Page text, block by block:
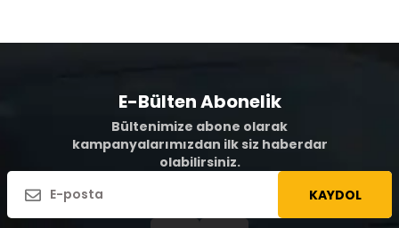
E-Bülten Abonelik
Bültenimize abone olarak
kampanyalarımızdan ilk siz haberdar
olabilirsiniz.
KAYDOL